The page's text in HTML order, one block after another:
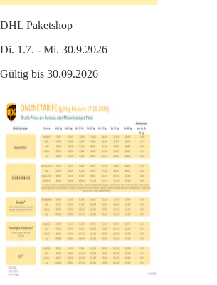
DHL Paketshop
Di. 1.7. - Mi. 30.9.2026
Gültig bis 30.09.2026